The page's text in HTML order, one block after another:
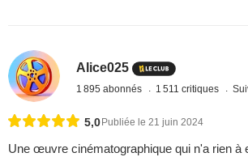
Alice025
1 895 abonnés 1 511 critiques
5,0 Publiée le 21 juin 2024
Une œuvre cinématographique qui n'a rien à